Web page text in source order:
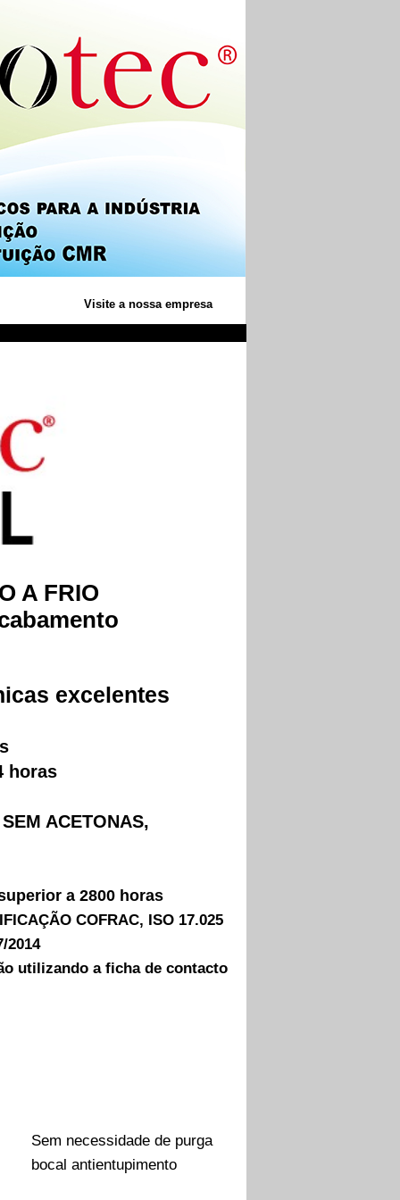
Visite a nossa empresa
A FRIO
excelentes
horas
ACETONAS,
a 2800 horas
COFRAC, ISO 17.025
2014
utilizando a ficha de contacto
Sem necessidade de purga
bocal antientupimento